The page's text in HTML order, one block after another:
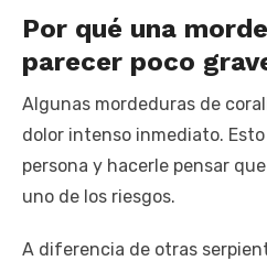
Por qué una
parecer poco
Algunas mordeduras de
dolor intenso inmediato.
persona y hacerle pensar
uno de los riesgos.
A diferencia de otras